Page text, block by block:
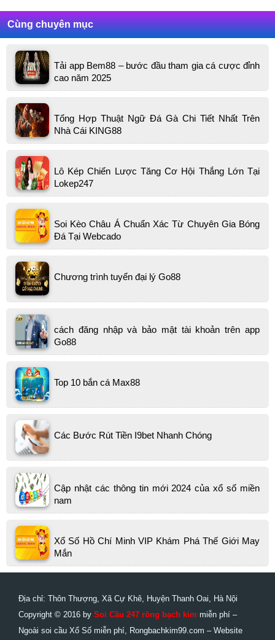
Cùng chuyên mục
Tải app Bem88 – bước đầu tham gia cá cược đỉnh
cao năm 2025
Tổng Hợp Thuật Ngữ Đá Gà Chi Tiết Nhất Trên
Nhà Cái KING88
Lô Kép Chiến Lược Tăng Cơ Hội Thắng Lớn Tại
Lokep247
Soi Kèo Châu Á Chuẩn Xác Từ Chuyên Gia Bóng
Đá Tại Webcado
Chương trình tuyển đại lý Go88
cách đăng nhập và bảo mật tài khoản trên app
Go88
Top 10 bắn cá Max88
Các Bước Rút Tiền I9bet Nhanh Chóng
Cập nhật các thông tin mới 2024 của xổ số miền
nam
Xổ Số Hồ Chí Minh VIP Khám Phá Thế Giới May
Mắn
Địa chỉ: Thôn Thượng, Xã Cự Khê, Huyện Thanh Oai, Hà Nội
Copyright © 2016 by Soi Cầu 247 rồng bạch kim miễn phí –
Ngoài soi cầu Xổ Số miễn phí, Rongbachkim99.com – Website